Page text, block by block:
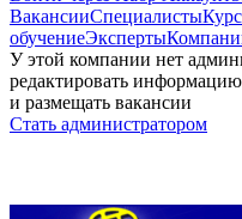
ВакансииСпециалисты
обучениеЭксперты
У этой компании нет
редактировать
и размещать вакансии
Стать администратором